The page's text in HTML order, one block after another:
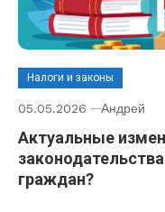
Налоги и законы
05.05.2026 Андрей
Актуальные
граждан?